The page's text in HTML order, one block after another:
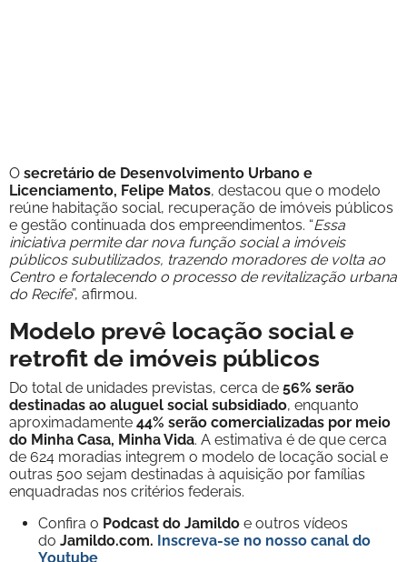
O secretário de Desenvolvimento Urbano e
Licenciamento, Felipe Matos, destacou que o modelo
reúne habitação social, recuperação de imóveis públicos
e gestão continuada dos empreendimentos. “Essa
iniciativa permite dar nova função social a imóveis
públicos subutilizados, trazendo moradores de volta ao
Centro e fortalecendo o processo de revitalização urbana
do Recife”, afirmou.
Modelo prevê locação social e
retrofit de imóveis públicos
Do total de unidades previstas, cerca de 56% serão
destinadas ao aluguel social subsidiado, enquanto
aproximadamente 44% serão comercializadas por meio
do Minha Casa, Minha Vida. A estimativa é de que cerca
de 624 moradias integrem o modelo de locação social e
outras 500 sejam destinadas à aquisição por famílias
enquadradas nos critérios federais.
Confira o Podcast do Jamildo e outros vídeos
do Jamildo.com. Inscreva-se no nosso canal do
Youtube